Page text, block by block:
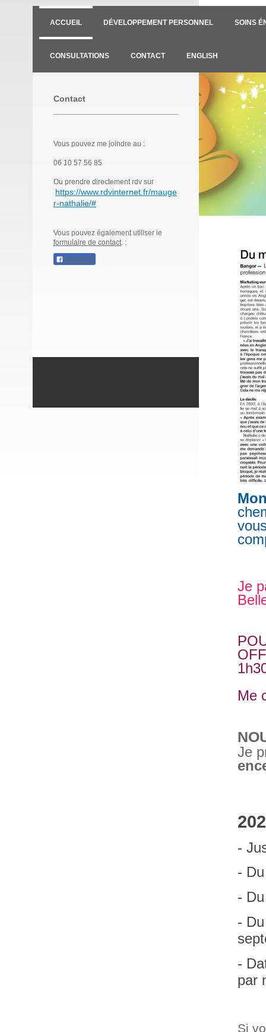
ACCUEIL DÉVELOPPEMENT PERSONNEL SOINS
CONSULTATIONS CONTACT ENGLISH
Contact
Vous pouvez me joindre au :
06 10 57 56 85
Ou prendre directement rdv sur
https://www.rdvinternet.fr/mauge
r-nathalie/#
Vous pouvez également utiliser le
formulaire de contact. :
Partager
Je
Me
Je
-
-
-
-
-
par
Si